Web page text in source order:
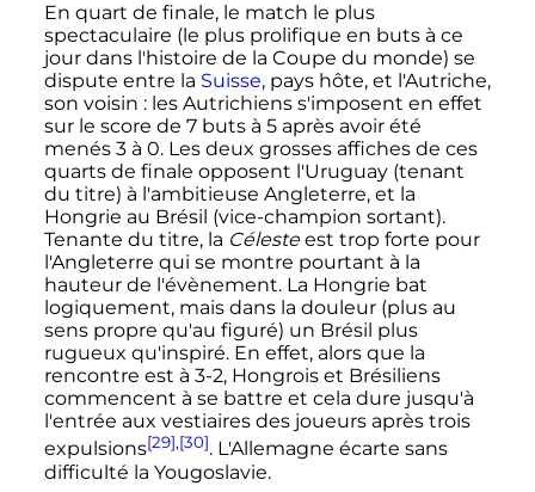
En quart de finale, le match le plus
spectaculaire (le plus prolifique en buts à ce
jour dans l'histoire de la Coupe du monde) se
dispute entre la Suisse, pays hôte, et l'Autriche,
son voisin : les Autrichiens s'imposent en effet
sur le score de 7 buts à 5après avoir été
menés 3 à 0. Les deux grosses affiches de ces
quarts de finale opposent l'Uruguay (tenant
du titre) à l'ambitieuse Angleterre, et la
Hongrie au Brésil (vice-champion sortant).
Tenante du titre, la Célesteest trop forte pour
l'Angleterre qui se montre pourtant à la
hauteur de l'évènement. La Hongrie bat
logiquement, mais dans la douleur (plus au
sens propre qu'au figuré) un Brésil plus
rugueux qu'inspiré. En effet, alors que la
rencontre est à 3-2, Hongrois et Brésiliens
commencent à se battre et cela dure jusqu'à
l'entrée aux vestiaires des joueurs après trois
expulsions[29],[30]. L'Allemagne écarte sans
difficulté la Yougoslavie.